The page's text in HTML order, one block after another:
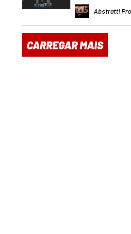
Abstratti
CARREGAR MAIS